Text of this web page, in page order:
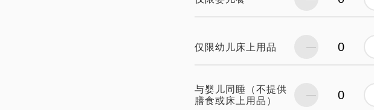
仅限幼儿床上用品
与婴儿同睡（不提供
膳食或床上用品）